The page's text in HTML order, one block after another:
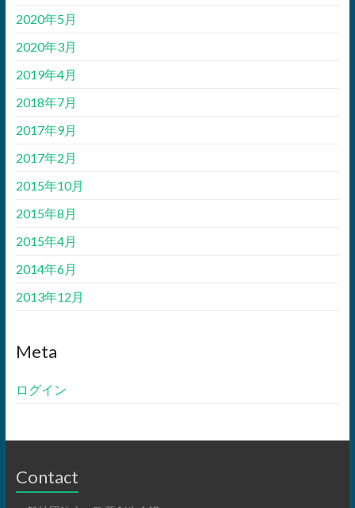
2020年5月
2020年3月
2019年4月
2018年7月
2017年9月
2017年2月
2015年10月
2015年8月
2015年4月
2014年6月
2013年12月
Meta
ログイン
Contact